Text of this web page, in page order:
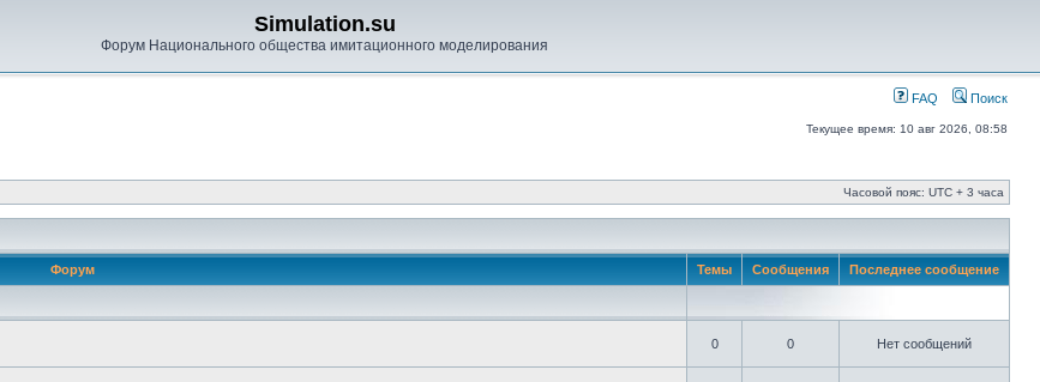
Simulation.su
Форум Национального общества имитационного моделирования
FAQ Поиск
Текущее время: 10 авг 2026, 08:58
Часовой пояс: UTC + 3 часа
Форум Темы Сообщения Последнее сообщение
0 0 Нет сообщений